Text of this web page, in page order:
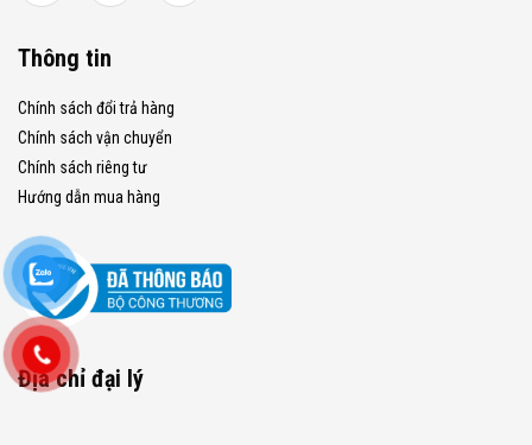
Thông tin
Chính sách đổi trả hàng
Chính sách vận chuyển
Chính sách riêng tư
Hướng dẫn mua hàng
Địa chỉ đại lý